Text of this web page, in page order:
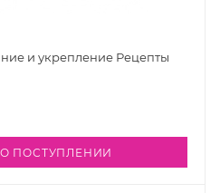
и укрепление Рецепты
ПОСТУПЛЕНИИ